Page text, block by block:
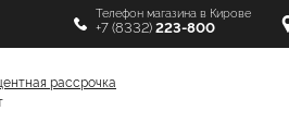
Телефон магазина в Кирове
+7 (8332) 223-800
рассрочка